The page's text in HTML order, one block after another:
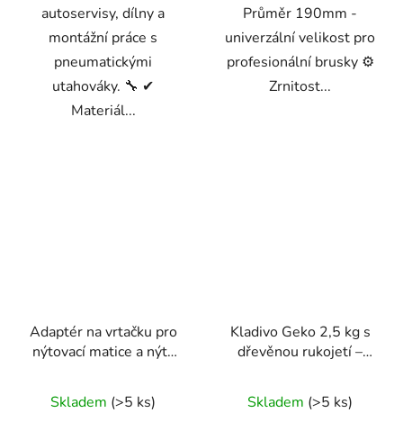
autoservisy, dílny a
montážní práce s
pneumatickými
utahováky. 🔧 ✔
Materiál...
Průměr 190mm -
univerzální velikost pro
profesionální brusky ⚙️
Zrnitost...
Adaptér na vrtačku pro
nýtovací matice a nýty
Skladem (>5 ks)
Kladivo Geko 2,5 kg s
dřevěnou rukojetí –
domácnost i dílnu
Skladem (>5 ks)